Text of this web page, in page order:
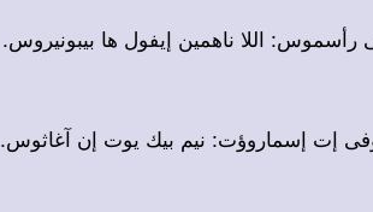
اللا ناهمين إيفول ها بيبونيروس.
إت إسماروؤت: نيم بيك يوت إن آغاثوس.